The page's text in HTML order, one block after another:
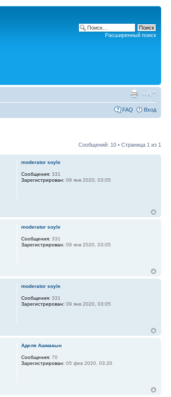
Расширенный поиск
FAQ Вход
Сообщений: 10 • Страница 1 из 1
moderator soyle
Сообщения: 331
Зарегистрирован: 09 янв 2020, 03:05
moderator soyle
Сообщения: 331
Зарегистрирован: 09 янв 2020, 03:05
moderator soyle
Сообщения: 331
Зарегистрирован: 09 янв 2020, 03:05
Аделя Ашмакын
Сообщения: 70
Зарегистрирован: 05 фев 2020, 03:20